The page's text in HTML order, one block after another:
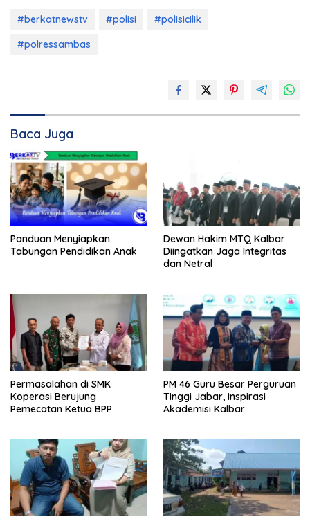
#berkatnewstv #polisi
#polisicilik
#polressambas
Baca Juga
Panduan Menyiapkan
Tabungan Pendidikan Anak
Dewan Hakim MTQ Kalbar
Diingatkan Jaga Integritas
dan Netral
Permasalahan di SMK
Koperasi Berujung
Pemecatan Ketua BPP
PM 46 Guru Besar Perguruan
Tinggi Jabar, Inspirasi
Akademisi Kalbar